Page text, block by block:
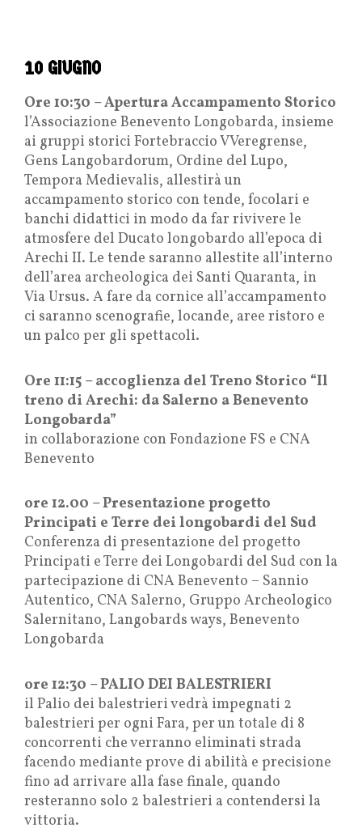
10 GIUGNO
Ore 10:30 – Apertura Accampamento Storico
l’Associazione Benevento Longobarda, insieme
ai gruppi storici Fortebraccio VVeregrense,
Gens Langobardorum, Ordine del Lupo,
Tempora Medievalis, allestirà un
accampamento storico con tende, focolari e
banchi didattici in modo da far rivivere le
atmosfere del Ducato longobardo all’epoca di
Arechi II. Le tende saranno allestite all’interno
dell’area archeologica dei Santi Quaranta, in
Via Ursus. A fare da cornice all’accampamento
ci saranno scenografie, locande, aree ristoro e
un palco per gli spettacoli.
Ore 11:15 – accoglienza del Treno Storico “Il
treno di Arechi: da Salerno a Benevento
Longobarda”
in collaborazione con Fondazione FS e CNA
Benevento
ore 12.00 – Presentazione progetto
Principati e Terre dei longobardi del Sud
Conferenza di presentazione del progetto
Principati e Terre dei Longobardi del Sud con la
partecipazione di CNA Benevento – Sannio
Autentico, CNA Salerno, Gruppo Archeologico
Salernitano, Langobards ways, Benevento
Longobarda
ore 12:30 – PALIO DEI BALESTRIERI
il Palio dei balestrieri vedrà impegnati 2
balestrieri per ogni Fara, per un totale di 8
concorrenti che verranno eliminati strada
facendo mediante prove di abilità e precisione
fino ad arrivare alla fase finale, quando
resteranno solo 2 balestrieri a contendersi la
vittoria.